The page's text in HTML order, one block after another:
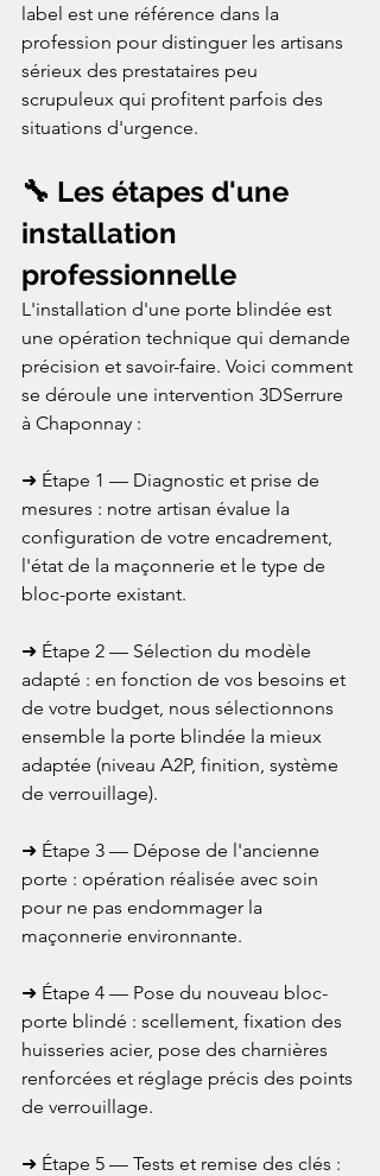
label est une référence dans la
profession pour distinguer les artisans
sérieux des prestataires peu
scrupuleux qui profitent parfois des
situations d'urgence.
🔧 Les étapes d'une
installation
professionnelle
L'installation d'une porte blindée est
une opération technique qui demande
précision et savoir-faire. Voici comment
se déroule une intervention 3DSerrure
à Chaponnay :
➜ Étape 1 — Diagnostic et prise de
mesures : notre artisan évalue la
configuration de votre encadrement,
l'état de la maçonnerie et le type de
bloc-porte existant.
➜ Étape 2 — Sélection du modèle
adapté : en fonction de vos besoins et
de votre budget, nous sélectionnons
ensemble la porte blindée la mieux
adaptée (niveau A2P, finition, système
de verrouillage).
➜ Étape 3 — Dépose de l'ancienne
porte : opération réalisée avec soin
pour ne pas endommager la
maçonnerie environnante.
➜ Étape 4 — Pose du nouveau bloc-
porte blindé : scellement, fixation des
huisseries acier, pose des charnières
renforcées et réglage précis des points
de verrouillage.
➜ Étape 5 — Tests et remise des clés :